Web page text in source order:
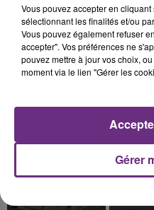
0h40
0h40 0h37
0h37
Save
0h26
0h26
Vous pouvez accepter en
sélectionnant les finalités et/ou
Vous pouvez également refuser
accepter". Vos préférences ne
pouvez mettre à jour vos choix,
moment via le lien "Gérer les
Gérer